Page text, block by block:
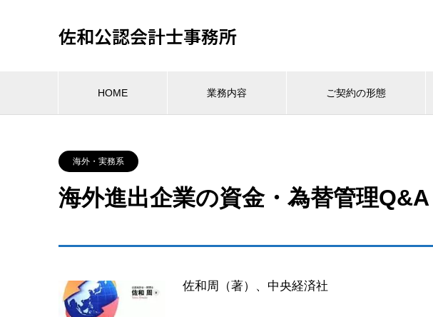
佐和公認会計士事務所
HOME 業務内容 ご契約の形態
海外・実務系
海外進出企業の資金・為替管理Q&A
佐和周（著）、中央経済社